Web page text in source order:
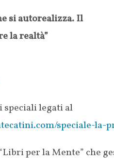
si autorealizza. Il
la realtà”
legati al
speciale-la-
per la Mente” che